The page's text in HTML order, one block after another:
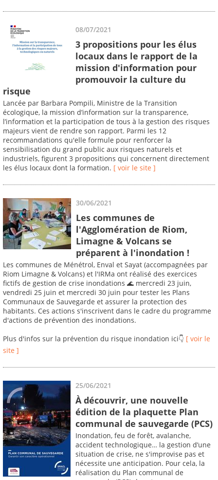
08/07/2021
3 propositions pour les élus
locaux dans le rapport de la
mission d'information pour
promouvoir la culture du
risque
Lancée par Barbara Pompili, Ministre de la Transition
écologique, la mission d’information sur la transparence,
l’information et la participation de tous à la gestion des risques
majeurs vient de rendre son rapport. Parmi les 12
recommandations qu'elle formule pour renforcer la
sensibilisation du grand public aux risques naturels et
industriels, figurent 3 propositions qui concernent directement
les élus locaux dont la formation. [ voir le site ]
30/06/2021
Les communes de
l'Agglomération de Riom,
Limagne & Volcans se
préparent à l'inondation !
Les communes de Ménétrol, Enval et Sayat (accompagnées par
Riom Limagne & Volcans) et l'IRMa ont réalisé des exercices
fictifs de gestion de crise inondations 🌊 mercredi 23 juin,
vendredi 25 juin et mercredi 30 juin pour tester les Plans
Communaux de Sauvegarde et assurer la protection des
habitants. Ces actions s'inscrivent dans le cadre du programme
d'actions de prévention des inondations.
Plus d'infos sur la prévention du risque inondation ici👇 [ voir le
site ]
25/06/2021
À découvrir, une nouvelle
édition de la plaquette Plan
communal de sauvegarde (PCS)
Inondation, feu de forêt, avalanche,
accident technologique… la gestion d’une
situation de crise, ne s'improvise pas et
nécessite une anticipation. Pour cela, la
réalisation du Plan communal de